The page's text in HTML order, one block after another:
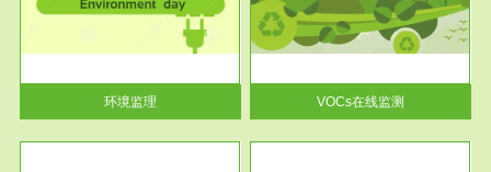
环境监理
根据《重点区域大气污染防
治“十二五”规划》有机废气净化
率达...
VOCs在线监测